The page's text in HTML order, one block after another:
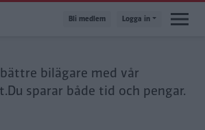
Bli medlem Logga in
bilägare med vår
Du sparar både tid och pengar.